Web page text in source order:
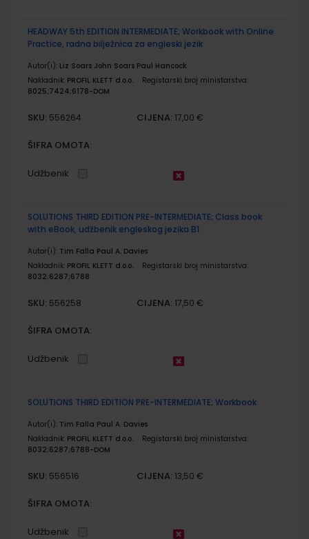
HEADWAY 5th EDITION INTERMEDIATE; Workbook with Online
Practice, radna bilježnica za engleski jezik
Autor(i): Liz Soars John Soars Paul Hancock
Nakladnik: PROFIL KLETT d.o.o.
Registarski broj ministarstva:
8025;7424;6178-DOM
SKU: 556264 CIJENA: 17,00 €
ŠIFRA OMOTA:
Udžbenik
SOLUTIONS THIRD EDITION PRE-INTERMEDIATE; Class book
with eBook, udžbenik engleskog jezika B1
Autor(i): Tim Falla Paul A. Davies
Nakladnik: PROFIL KLETT d.o.o.
Registarski broj ministarstva:
8032;6287;6788
SKU: 556258 CIJENA: 17,50 €
ŠIFRA OMOTA:
Udžbenik
SOLUTIONS THIRD EDITION PRE-INTERMEDIATE; Workbook
Autor(i): Tim Falla Paul A. Davies
Nakladnik: PROFIL KLETT d.o.o.
Registarski broj ministarstva:
8032;6287;6788-DOM
SKU: 556516 CIJENA: 13,50 €
ŠIFRA OMOTA:
Udžbenik